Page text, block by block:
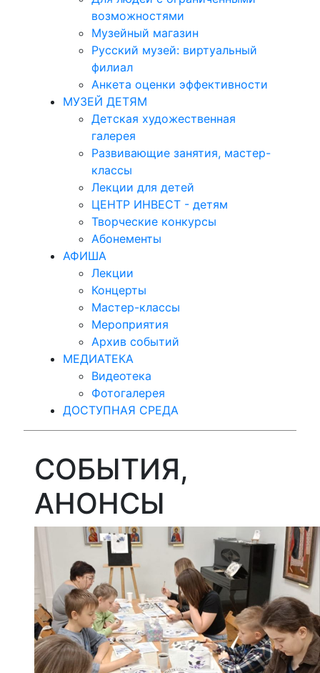
возможностями
Музейный магазин
Русский музей: виртуальный
филиал
Анкета оценки эффективности
МУЗЕЙ ДЕТЯМ
Детская художественная
галерея
Развивающие занятия, мастер-
классы
Лекции для детей
ЦЕНТР ИНВЕСТ - детям
Творческие конкурсы
Абонементы
АФИША
Лекции
Концерты
Мастер-классы
Мероприятия
Архив событий
МЕДИАТЕКА
Видеотека
Фотогалерея
ДОСТУПНАЯ СРЕДА
СОБЫТИЯ,
АНОНСЫ